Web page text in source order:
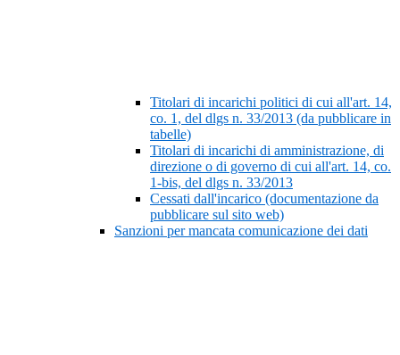
Titolari di incarichi politici di cui all'art. 14,
co. 1, del dlgs n. 33/2013 (da pubblicare in
tabelle)
Titolari di incarichi di amministrazione, di
direzione o di governo di cui all'art. 14, co.
1-bis, del dlgs n. 33/2013
Cessati dall'incarico (documentazione da
pubblicare sul sito web)
Sanzioni per mancata comunicazione dei dati